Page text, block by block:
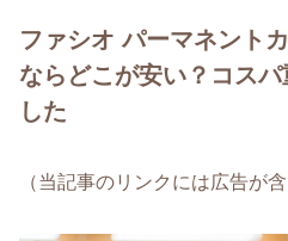
ファシオ パーマネント
ならどこが安い？コス
した
（当記事のリンクには広告が